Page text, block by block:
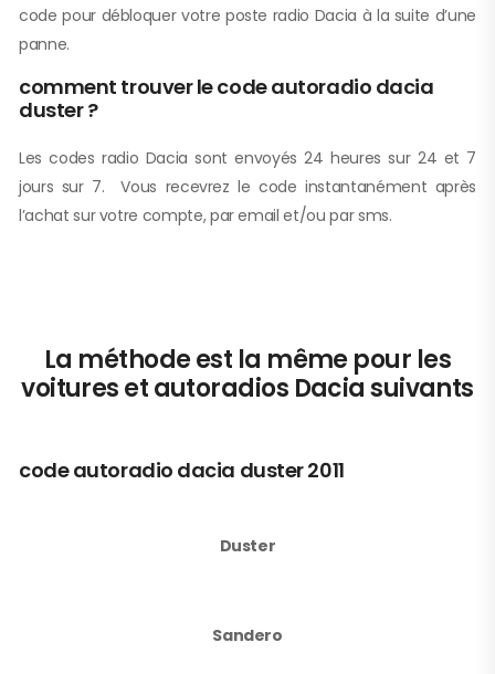
code pour débloquer votre poste radio Dacia à la suite d’une
panne.
comment trouver le code autoradio dacia
duster ?
Les codes radio Dacia sont envoyés 24 heures sur 24 et 7
jours sur 7. Vous recevrez le code instantanément après
l’achat sur votre compte, par email et/ou par sms.
La méthode est la même pour les
voitures et autoradios Dacia suivants
code autoradio dacia duster 2011
Duster
Sandero